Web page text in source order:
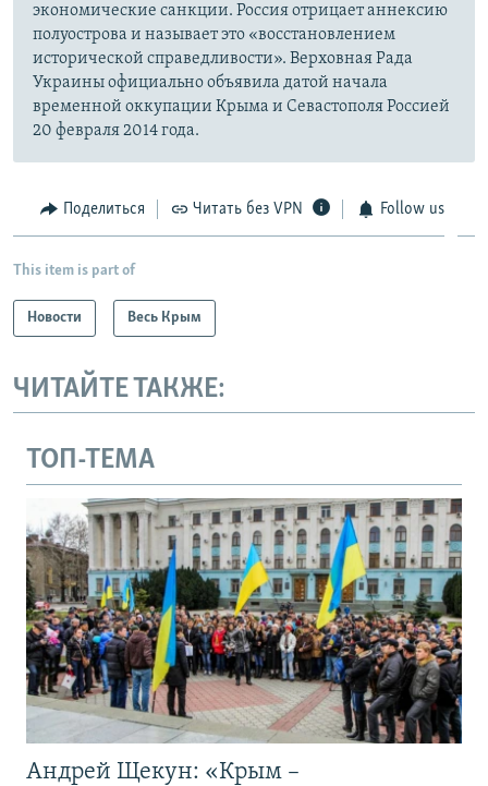
экономические санкции. Россия отрицает аннексию
полуострова и называет это «восстановлением
исторической справедливости». Верховная Рада
Украины официально объявила датой начала
временной оккупации Крыма и Севастополя Россией
20 февраля 2014 года.
Поделиться Читать без VPN Follow us
This item is part of
Новости Весь Крым
ЧИТАЙТЕ ТАКЖЕ:
ТОП-ТЕМА
Андрей Щекун: «Крым –